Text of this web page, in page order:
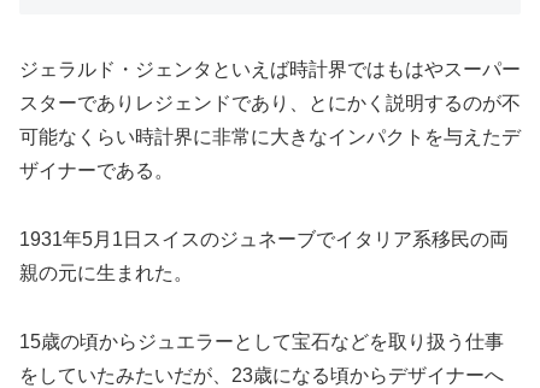
ジェラルド・ジェンタといえば時計界ではもはやスーパー
スターでありレジェンドであり、とにかく説明するのが不
可能なくらい時計界に非常に大きなインパクトを与えたデ
ザイナーである。
1931年5月1日スイスのジュネーブでイタリア系移民の両
親の元に生まれた。
15歳の頃からジュエラーとして宝石などを取り扱う仕事
をしていたみたいだが、23歳になる頃からデザイナーへ